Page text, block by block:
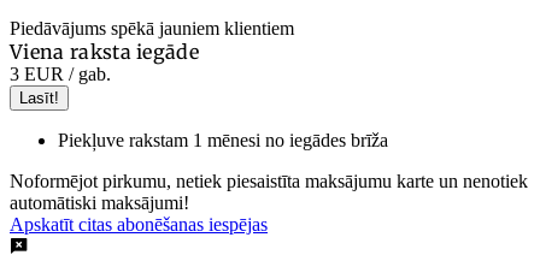
Piedāvājums spēkā jauniem klientiem
Viena raksta iegāde
3 EUR / gab.
Lasīt!
Piekļuve rakstam 1 mēnesi no iegādes brīža
Noformējot pirkumu, netiek piesaistīta maksājumu karte un nenotiek
automātiski maksājumi!
Apskatīt citas abonēšanas iespējas